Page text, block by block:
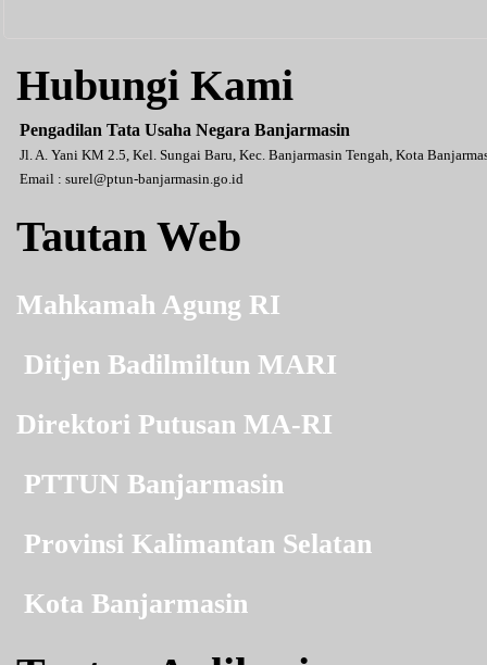
Hubungi Kami
Pengadilan Tata Usaha Negara Banjarmasin
Jl. A. Yani KM 2.5, Kel. Sungai Baru, Kec. Banjarmasin Tengah, Kota
Email : surel@ptun-banjarmasin.go.id
Tautan Web
Mahkamah Agung RI
Ditjen Badilmiltun MARI
Direktori Putusan MA-RI
PTTUN Banjarmasin
Provinsi Kalimantan Selatan
Kota Banjarmasin